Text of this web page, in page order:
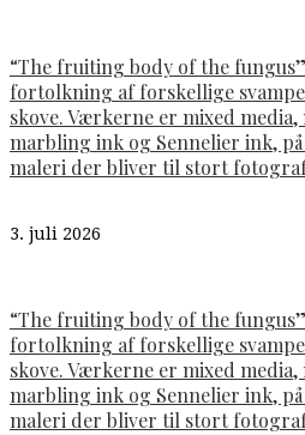
“The fruiting body of the
fortolkning af forskellige
skove. Værkerne er mixed
marbling ink og Sennelier ink,
maleri der bliver til stort
3. juli 2026
“The fruiting body of the
fortolkning af forskellige
skove. Værkerne er mixed
marbling ink og Sennelier ink,
maleri der bliver til stort